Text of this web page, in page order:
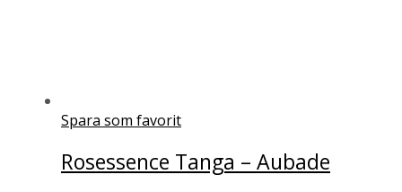
Spara som favorit
Rosessence Tanga – Aubade